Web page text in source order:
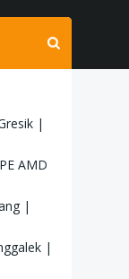
|
AMD
|
|